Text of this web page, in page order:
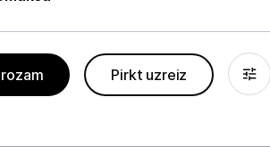
Pirkt uzreiz